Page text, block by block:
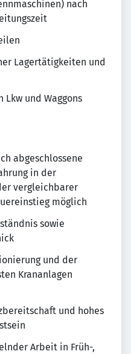
nach
Lagertätigkeiten und
Lkw und Waggons
abgeschlossene
in der
vergleichbarer
möglich
sowie
und der
Krananlagen
und hohes
Arbeit in Früh-,